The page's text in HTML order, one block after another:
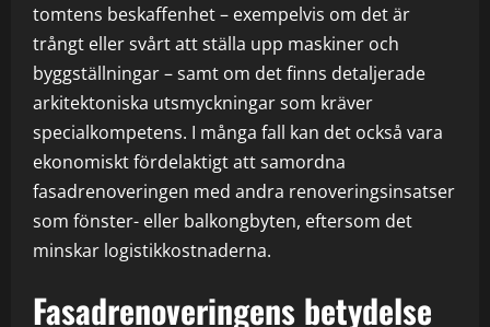
tomtens beskaffenhet – exempelvis om det är
trångt eller svårt att ställa upp maskiner och
byggställningar – samt om det finns detaljerade
arkitektoniska utsmyckningar som kräver
specialkompetens. I många fall kan det också vara
ekonomiskt fördelaktigt att samordna
fasadrenoveringen med andra renoveringsinsatser
som fönster- eller balkongbyten, eftersom det
minskar logistikkostnaderna.
Fasadrenoveringens betydelse